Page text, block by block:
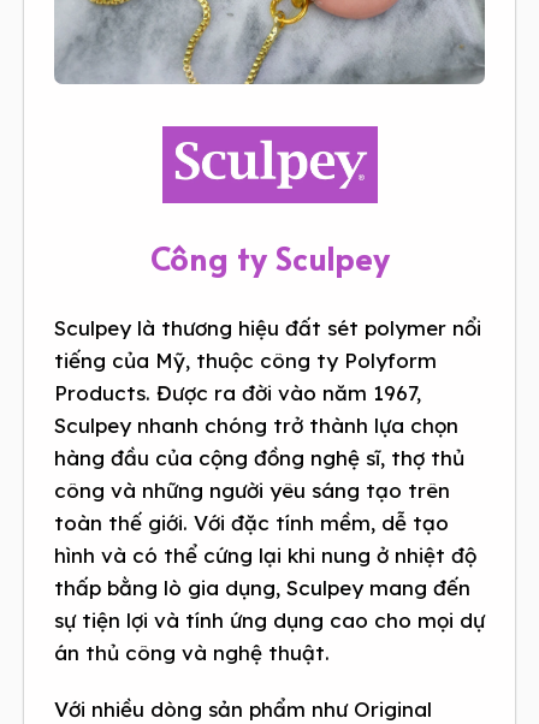
Công ty Sculpey
Sculpey là thương hiệu đất sét polymer nổi
tiếng của Mỹ, thuộc công ty Polyform
Products. Được ra đời vào năm 1967,
Sculpey nhanh chóng trở thành lựa chọn
hàng đầu của cộng đồng nghệ sĩ, thợ thủ
công và những người yêu sáng tạo trên
toàn thế giới. Với đặc tính mềm, dễ tạo
hình và có thể cứng lại khi nung ở nhiệt độ
thấp bằng lò gia dụng, Sculpey mang đến
sự tiện lợi và tính ứng dụng cao cho mọi dự
án thủ công và nghệ thuật.
Với nhiều dòng sản phẩm như Original